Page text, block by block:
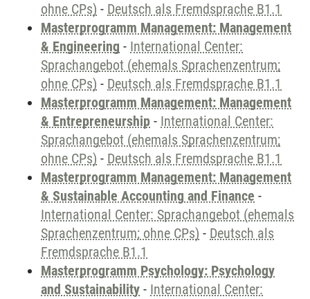
ohne CPs) - Deutsch als Fremdsprache B1.1
Masterprogramm Management: Management
& Engineering - International Center:
Sprachangebot (ehemals Sprachenzentrum;
ohne CPs) - Deutsch als Fremdsprache B1.1
Masterprogramm Management: Management
& Entrepreneurship - International Center:
Sprachangebot (ehemals Sprachenzentrum;
ohne CPs) - Deutsch als Fremdsprache B1.1
Masterprogramm Management: Management
& Sustainable Accounting and Finance -
International Center: Sprachangebot (ehemals
Sprachenzentrum; ohne CPs) - Deutsch als
Fremdsprache B1.1
Masterprogramm Psychology: Psychology
and Sustainability - International Center: